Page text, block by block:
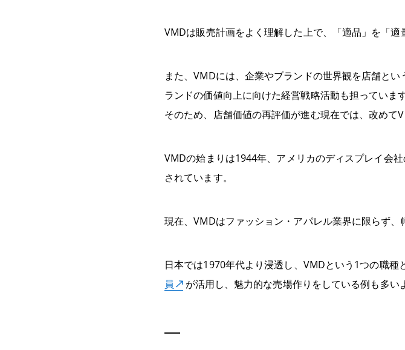
VMDは販売計画をよく理解した上で、「適品」を「適
また、VMDには、企業やブランドの世界観を店舗と
ランドの価値向上に向けた経営戦略活動も担っています
そのため、店舗価値の再評価が進む現在では、改めて
VMDの始まりは1944年、アメリカのディスプレイ会
されています。
現在、VMDはファッション・アパレル業界に限らず、
日本では1970年代より浸透し、VMDという1つの職種
員
が活用し、魅力的な売場作りをしている例も多い